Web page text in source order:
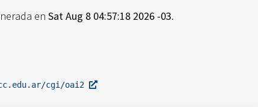
en Sat Aug 8 04:57:18 2026 -03.
cgi/oai2